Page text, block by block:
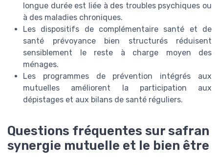
longue durée est liée à des troubles psychiques ou
à des maladies chroniques.
Les dispositifs de complémentaire santé et de
santé prévoyance bien structurés réduisent
sensiblement le reste à charge moyen des
ménages.
Les programmes de prévention intégrés aux
mutuelles améliorent la participation aux
dépistages et aux bilans de santé réguliers.
Questions fréquentes sur safran
synergie mutuelle et le bien être